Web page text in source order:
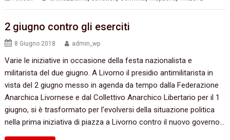
2 giugno contro gli eserciti
8 Giugno 2018 admin_wp
Varie le iniziative in occasione della festa nazionalista e
militarista del due giugno. A Livorno il presidio antimilitarista in
vista del 2 giugno messo in agenda da tempo dalla Federazione
Anarchica Livornese e dal Collettivo Anarchico Libertario per il 1
giugno, si è trasformato per l’evolversi della situazione politica
nella prima iniziativa di piazza a Livorno contro il nuovo governo…